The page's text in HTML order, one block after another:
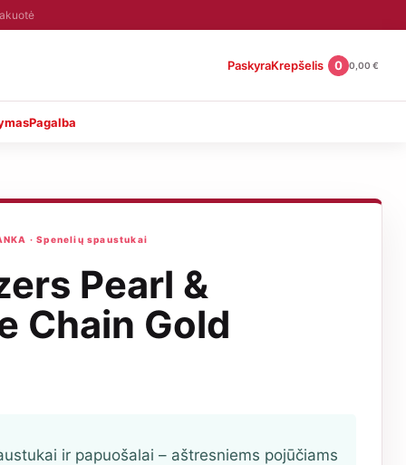
PaskyraKrepšelis 0 0,00 €
Pagalba
· Spenelių spaustukai
Pearl &
Chain Gold
ir papuošalai – aštresniems pojūčiams